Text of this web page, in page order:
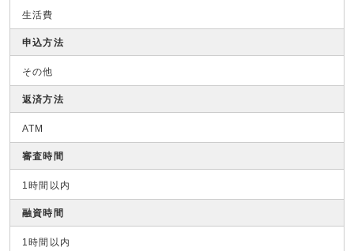
生活費
申込方法
その他
返済方法
ATM
審査時間
1時間以内
融資時間
1時間以内